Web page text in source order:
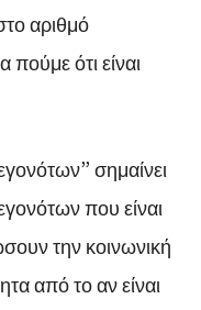
αριθμό
ότι είναι
σημαίνει
που είναι
την κοινωνική
από το αν είναι